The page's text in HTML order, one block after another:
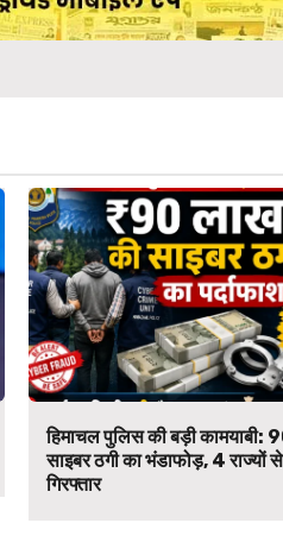
हिमाचल पुलिस की बड़ी कामयाबी:
साइबर ठगी का भंडाफोड़, 4 राज्यों
गिरफ्तार